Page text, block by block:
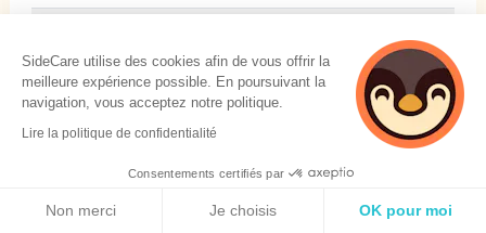
Mécanicienne-réparatrice
d'engins de levage et de
manutention
MAINTENANCE
Responsable d'élevage
AGRICULTURE ET PÊCHE,
ESPACES NATURELS ET
AUX ANIMAUX
SideCare utilise des cookies afin de vous offrir la
meilleure expérience possible. En poursuivant la
navigation, vous acceptez notre politique.
Lire la politique de confidentialité
Consentements certifiés par
Non merci Je choisis OK pour moi